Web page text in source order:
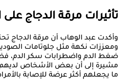
تأثيرات مرقة الدجاج
وأكدت عبد الوهاب أن مرقة الدجاج
ومعززات نكهة مثل جلوتامات
ضغط الدم واضطرابات سكر الدم،
مشيرة إلى أن بعض الأشخاص لديهم
ما يجعلهم أكثر عرضة للإصابة